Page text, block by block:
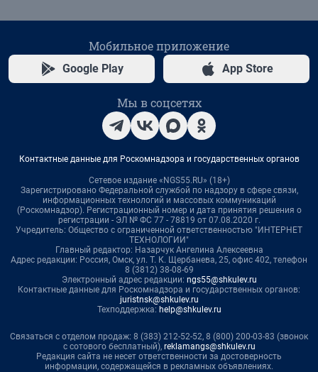
Мобильное приложение
Google Play App Store
Мы в соцсетях
Контактные данные для Роскомнадзора и государственных органов
Сетевое издание «NGS55.RU» (18+)
Зарегистрировано Федеральной службой по надзору в сфере связи,
информационных технологий и массовых коммуникаций
(Роскомнадзор). Регистрационный номер и дата принятия решения о
регистрации - ЭЛ № ФС 77 - 78819 от 07.08.2020 г.
Учредитель: Общество с ограниченной ответственностью "ИНТЕРНЕТ
ТЕХНОЛОГИИ"
Главный редактор: Назарчук Ангелина Алексеевна
Адрес редакции: Россия, Омск, ул. Т. К. Щербанева, 25, офис 402, телефон
8 (3812) 38-08-69
Электронный адрес редакции: ngs55@shkulev.ru
Контактные данные для Роскомнадзора и государственных органов:
juristnsk@shkulev.ru
Техподдержка: help@shkulev.ru
Связаться с отделом продаж: 8 (383) 212-52-52, 8 (800) 200-03-83 (звонок
с сотового бесплатный), reklamangs@shkulev.ru
Редакция сайта не несет ответственности за достоверность
информации, содержащейся в рекламных объявлениях.